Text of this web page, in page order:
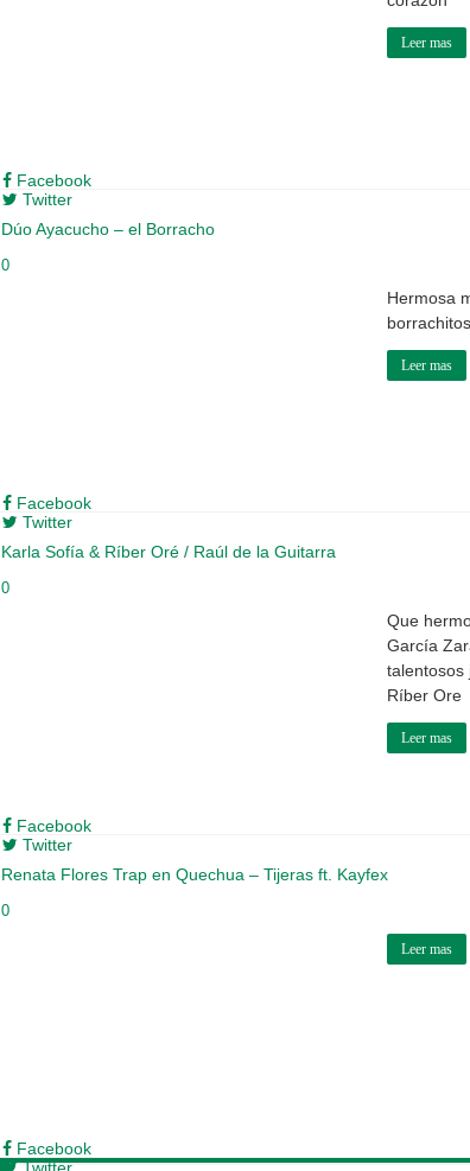
Leer mas
Facebook
Twitter
Dúo Ayacucho – el Borracho
0
Hermosa
Leer mas
Facebook
Twitter
Karla Sofía & Ríber Oré / Raúl de la Guitarra
0
Que
García
talentosos
Ríber Ore
Leer mas
Facebook
Twitter
Renata Flores Trap en Quechua – Tijeras ft. Kayfex
0
Leer mas
Facebook